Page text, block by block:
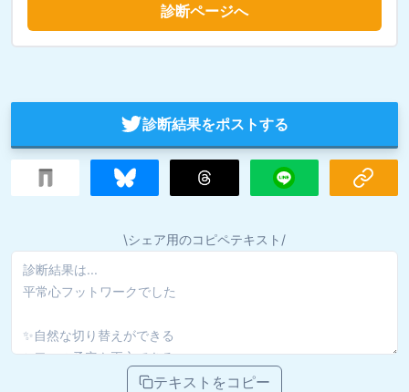
診断ページへ
診断結果をポストする
\シェア用のコピペテキスト/
テキストをコピー